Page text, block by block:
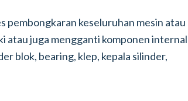
pembongkaran keseluruhan mesin atau
atau juga mengganti komponen internal
blok, bearing, klep, kepala silinder,